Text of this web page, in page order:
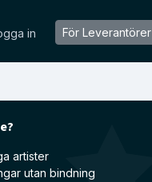
in För Leverantörer
artister
utan bindning